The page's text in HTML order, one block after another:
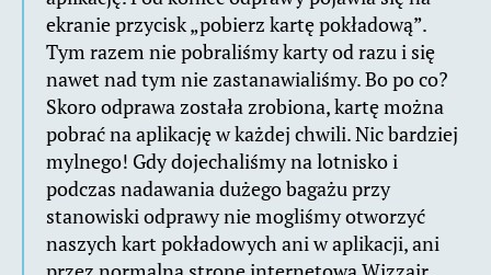
ekranie przycisk „pobierz kartę pokładową”.
Tym razem nie pobraliśmy karty od razu i się
nawet nad tym nie zastanawialiśmy. Bo po co?
Skoro odprawa została zrobiona, kartę można
pobrać na aplikację w każdej chwili. Nic bardziej
mylnego! Gdy dojechaliśmy na lotnisko i
podczas nadawania dużego bagażu przy
stanowiski odprawy nie mogliśmy otworzyć
naszych kart pokładowych ani w aplikacji, ani